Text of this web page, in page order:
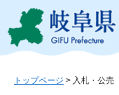
ジ
ュ
トップページ > 入札・公売